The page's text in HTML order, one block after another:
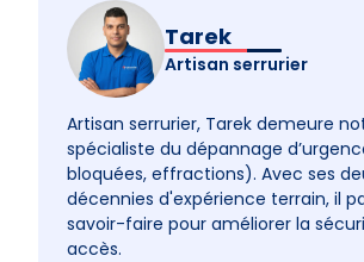
protégées (ABF), une
nécessaire, et le portail doit être
l’esthétique imposée par
Bâtiments de France.
Tarek
Artisan serrurier
Artisan serrurier, Tarek demeure
spécialiste du dépannage
bloquées, effractions). Avec ses
décennies d'expérience terrain, il
savoir-faire pour améliorer la
accès.